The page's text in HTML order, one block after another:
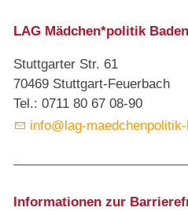
LAG Mädchen*politik
Stuttgarter Str. 61
70469 Stuttgart-Feuerbach
Tel.: 0711 80 67 08-90
info@lag-
Informationen zur